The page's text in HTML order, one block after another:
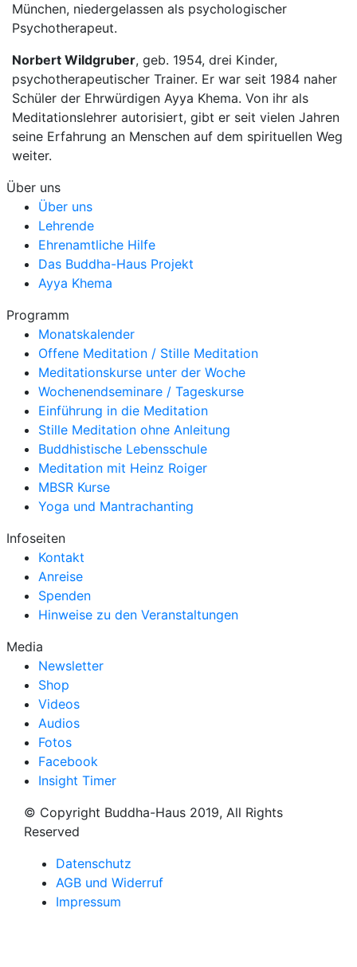
München, niedergelassen als psychologischer
Psychotherapeut.
Norbert Wildgruber, geb. 1954, drei Kinder,
psychotherapeutischer Trainer. Er war seit 1984 naher
Schüler der Ehrwürdigen Ayya Khema. Von ihr als
Meditationslehrer autorisiert, gibt er seit vielen Jahren
seine Erfahrung an Menschen auf dem spirituellen Weg
weiter.
Über uns
Über uns
Lehrende
Ehrenamtliche Hilfe
Das Buddha-Haus Projekt
Ayya Khema
Programm
Monatskalender
Offene Meditation / Stille Meditation
Meditationskurse unter der Woche
Wochenendseminare / Tageskurse
Einführung in die Meditation
Stille Meditation ohne Anleitung
Buddhistische Lebensschule
Meditation mit Heinz Roiger
MBSR Kurse
Yoga und Mantrachanting
Infoseiten
Kontakt
Anreise
Spenden
Hinweise zu den Veranstaltungen
Media
Newsletter
Shop
Videos
Audios
Fotos
Facebook
Insight Timer
© Copyright Buddha-Haus 2019, All Rights
Reserved
Datenschutz
AGB und Widerruf
Impressum